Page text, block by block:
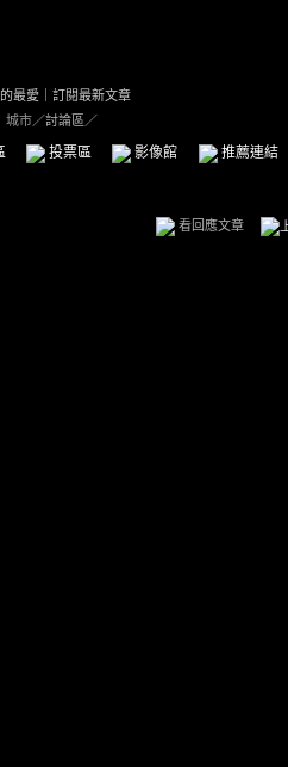
最愛
訂閱最新文章
城市／討論區／
投票區 影像館 推薦連結
看回應文章